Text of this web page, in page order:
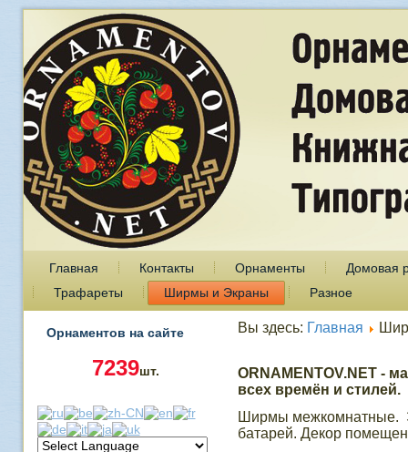
Главная Контакты Орнаменты
Домовая
Трафареты
Ширмы и Экраны Разное
Орнаментов на сайте
7239шт.
Вы здесь: Главная
ORNAMENTOV.NET -
всех времён и стилей.
Ширмы межкомнатные.
батарей. Декор